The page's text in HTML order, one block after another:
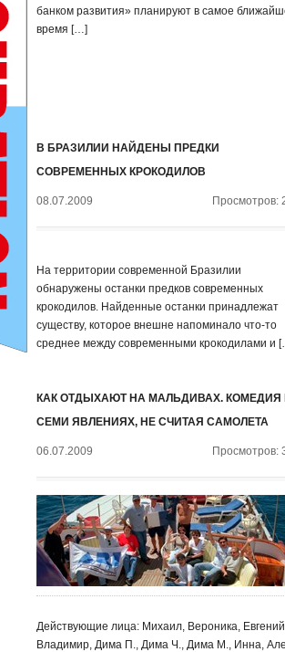
банком развития» планируют в самое
время […]
В БРАЗИЛИИ НАЙДЕНЫ ПРЕДКИ
СОВРЕМЕННЫХ КРОКОДИЛОВ
08.07.2009 Просмотров:
На территории современной Бразилии
обнаружены останки предков современных
крокодилов. Найденные останки принадлежат
существу, которое внешне напоминало что-то
среднее между современными крокодилами и
КАК ОТДЫХАЮТ НА МАЛЬДИВАХ. КОМЕДИЯ
СЕМИ ЯВЛЕНИЯХ, НЕ СЧИТАЯ САМОЛЕТА
06.07.2009 Просмотров:
Действующие лица: Михаил, Вероника,
Владимир, Дима П., Дима Ч., Дима М., Инна,